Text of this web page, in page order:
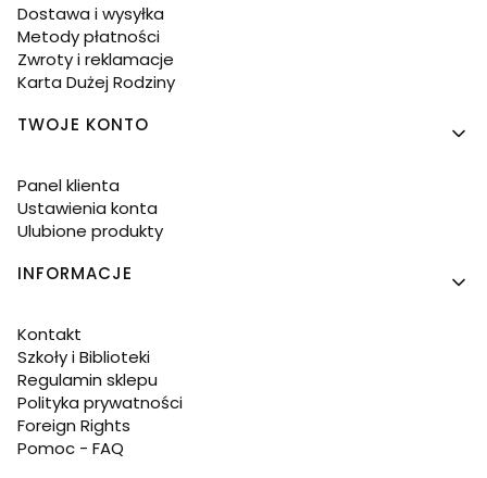
Dostawa i wysyłka
Metody płatności
Zwroty i reklamacje
Karta Dużej Rodziny
TWOJE KONTO
Panel klienta
Ustawienia konta
Ulubione produkty
INFORMACJE
Kontakt
Szkoły i Biblioteki
Regulamin sklepu
Polityka prywatności
Foreign Rights
Pomoc - FAQ